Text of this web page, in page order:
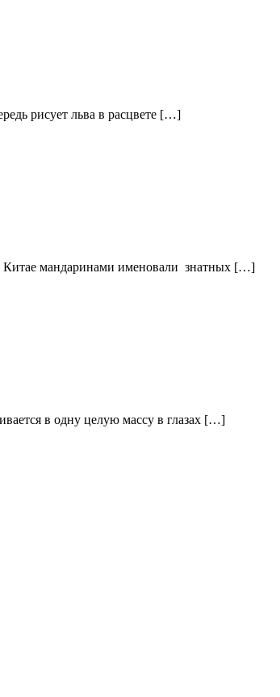
рисует льва в расцвете […]
Китае мандаринами именовали знатных […]
в одну целую массу в глазах […]